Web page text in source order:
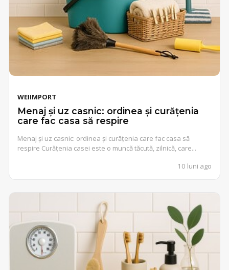
WEIIMPORT
Menaj și uz casnic: ordinea și curățenia
care fac casa să respire
Menaj și uz casnic: ordinea și curățenia care fac casa să
respire Curățenia casei este o muncă tăcută, zilnică, care...
10 luni ago